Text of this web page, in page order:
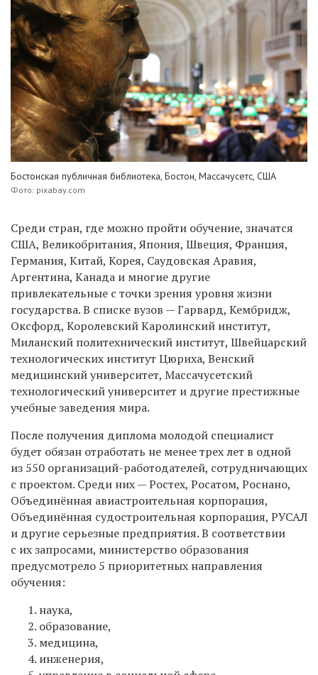
Бостонская публичная библиотека, Бостон, Массачусетс, США
Фото: pixabay.com
Среди стран, где можно пройти обучение, значатся
США, Великобритания, Япония, Швеция, Франция,
Германия, Китай, Корея, Саудовская Аравия,
Аргентина, Канада и многие другие
привлекательные с точки зрения уровня жизни
государства. В списке вузов — Гарвард, Кембридж,
Оксфорд, Королевский Каролинский институт,
Миланский политехнический институт, Швейцарский
технологических институт Цюриха, Венский
медицинский университет, Массачусетский
технологический университет и другие престижные
учебные заведения мира.
После получения диплома молодой специалист
будет обязан отработать не менее трех лет в одной
из 550 организаций-работодателей, сотрудничающих
с проектом. Среди них — Ростех, Росатом, Роснано,
Объединённая авиастроительная корпорация,
Объединённая судостроительная корпорация, РУСАЛ
и другие серьезные предприятия. В соответствии
с их запросами, министерство образования
предусмотрело 5 приоритетных направления
обучения:
наука,
образование,
медицина,
инженерия,